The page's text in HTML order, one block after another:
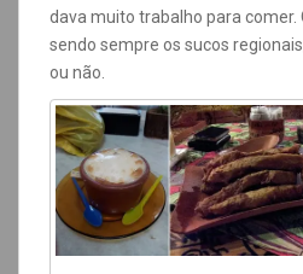
dava muito trabalho para comer.
sendo sempre os sucos
ou não.